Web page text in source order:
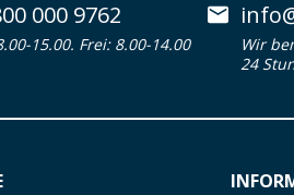
000 9762
15.00. Frei: 8.00-14.00
Wir
24